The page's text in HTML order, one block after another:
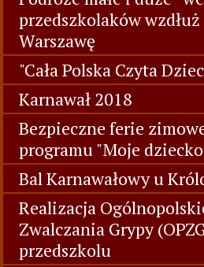
przedszkolaków
Warszawę
"Cała Polska Czyta
Karnawał 2018
Bezpieczne ferie
programu "Moje
Bal Karnawałowy u
Realizacja
Zwalczania Grypy
przedszkolu